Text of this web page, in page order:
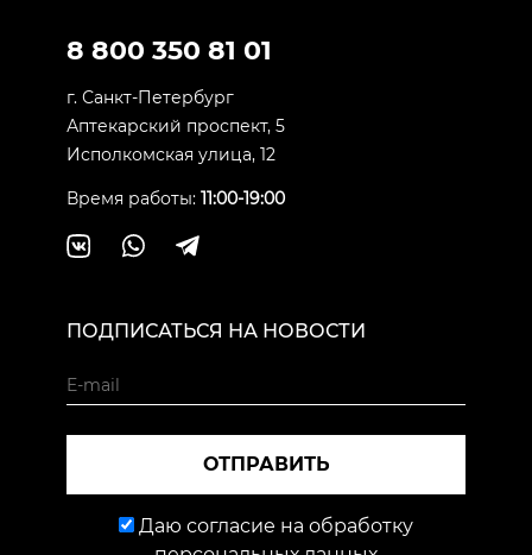
8 800 350 81 01
г. Санкт-Петербург
Аптекарский проспект, 5
Исполкомская улица, 12
Время работы: 11:00-19:00
ПОДПИСАТЬСЯ НА НОВОСТИ
ОТПРАВИТЬ
Даю согласие на обработку